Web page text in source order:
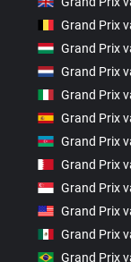
Grand Prix
Grand Prix
Grand Prix
Grand Prix
Grand Prix
Grand Prix
Grand Prix
Grand Prix
Grand Prix
Grand Prix
Grand Prix